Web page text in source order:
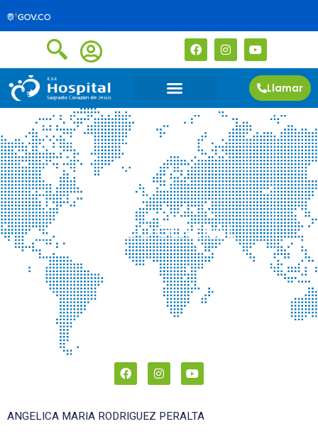
Llamar
MEDICO GENERAL
ANGELICA MARIA RODRIGUEZ PERALTA